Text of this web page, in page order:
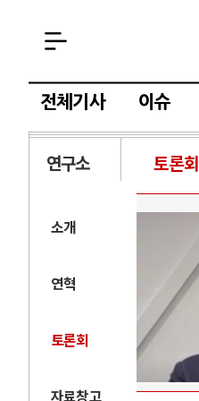
전체기사 이슈
연구소 토론회
소개
연혁
토론회
자료창고